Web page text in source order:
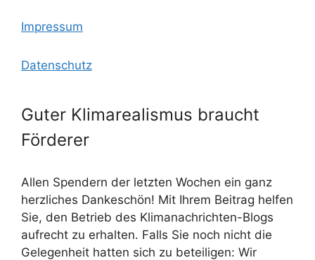
Impressum
Datenschutz
Guter Klimarealismus braucht
Förderer
Allen Spendern der letzten Wochen ein ganz
herzliches Dankeschön! Mit Ihrem Beitrag helfen
Sie, den Betrieb des Klimanachrichten-Blogs
aufrecht zu erhalten. Falls Sie noch nicht die
Gelegenheit hatten sich zu beteiligen: Wir